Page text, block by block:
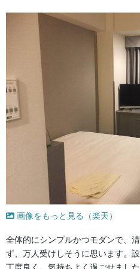
画像をもっと見る（楽天）
全体的にシンプルかつモダンで、
ず、万人受けしそうに思います。
丁度良く、気持ちよく過ごせまし